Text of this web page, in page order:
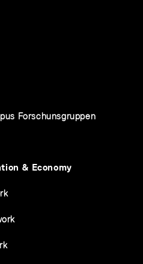
Forschunsgruppen
& Economy